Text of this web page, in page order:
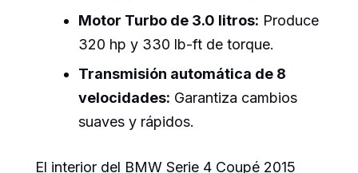
Motor Turbo de 3.0 litros: Produce
320 hp y 330 lb-ft de torque.
Transmisión automática de 8
velocidades: Garantiza cambios
suaves y rápidos.
El interior del BMW Serie 4 Coupé 2015